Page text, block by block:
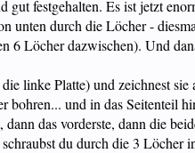
festgehalten. Es ist jetzt
unten durch die Löcher -
6 Löcher dazwischen). Und
linke Platte) und zeichnest
und in das Seitenteil
das vorderste, dann die
du durch die 3 Löcher